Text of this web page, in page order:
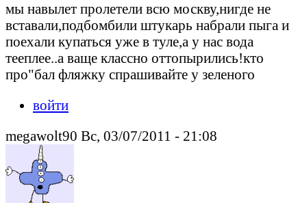
мы навылет пролетели всю москву,нигде не
вставали,подбомбили штукарь набрали пыга и
поехали купаться уже в туле,а у нас вода
тееплее..а ваще классно оттопырились!кто
про"бал фляжку спрашивайте у зеленого
войти
megawolt90 Вс, 03/07/2011 - 21:08